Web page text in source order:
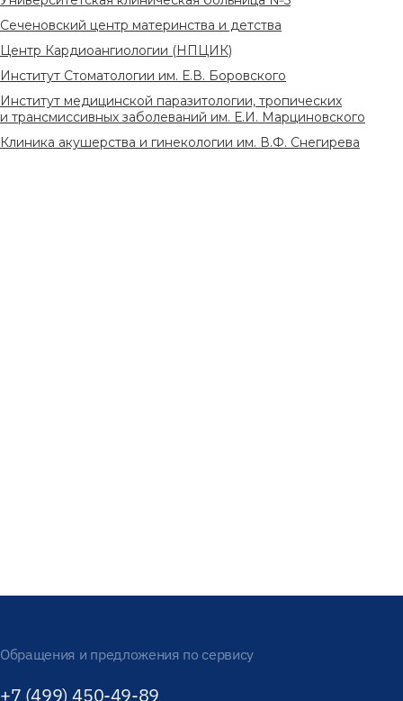
Сеченовский центр материнства и детства
Центр Кардиоангиологии (НПЦИК)
Институт Стоматологии им. Е.В. Боровского
Институт медицинской паразитологии, тропических
и трансмиссивных заболеваний им. Е.И. Марциновского
Клиника акушерства и гинекологии им. В.Ф. Снегирева
Обращения и предложения по сервису
+7 (499) 450-49-89